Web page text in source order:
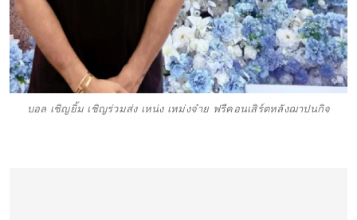
บอล เชิญยิ้ม เชิญร่วมส่ง เหน่ง เหม่งจ๋าย ฟรีคอนเสิร์ตหลังฌาปนกิจ